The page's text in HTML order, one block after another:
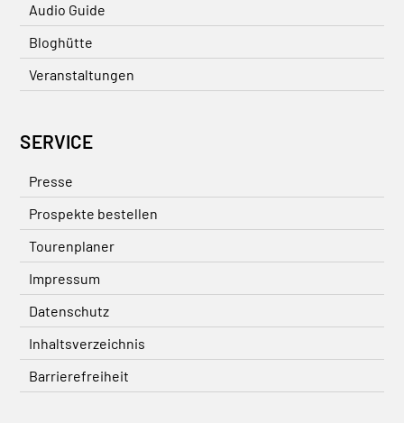
Audio Guide
Bloghütte
Veranstaltungen
SERVICE
Presse
Prospekte bestellen
Tourenplaner
Impressum
Datenschutz
Inhaltsverzeichnis
Barrierefreiheit